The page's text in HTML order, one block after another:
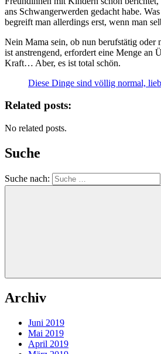
ans Schwangerwerden gedacht habe.
begreift man allerdings erst, wenn man
Nein Mama sein, ob nun berufstätig oder
ist anstrengend, erfordert eine Menge an
Kraft… Aber, es ist total schön.
Diese Dinge sind völlig normal,
Related posts:
No related posts.
Suche
Suche nach:
Archiv
Juni 2019
Mai 2019
April 2019